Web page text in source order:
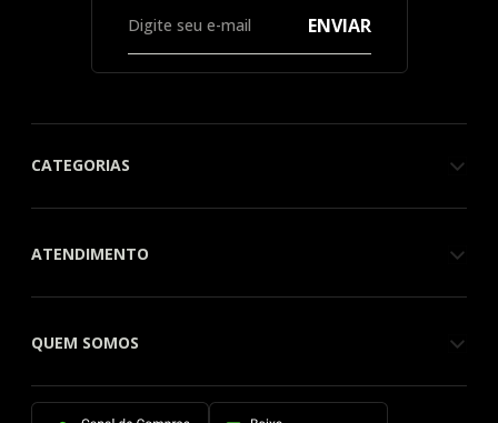
ENVIAR
CATEGORIAS
ATENDIMENTO
QUEM SOMOS